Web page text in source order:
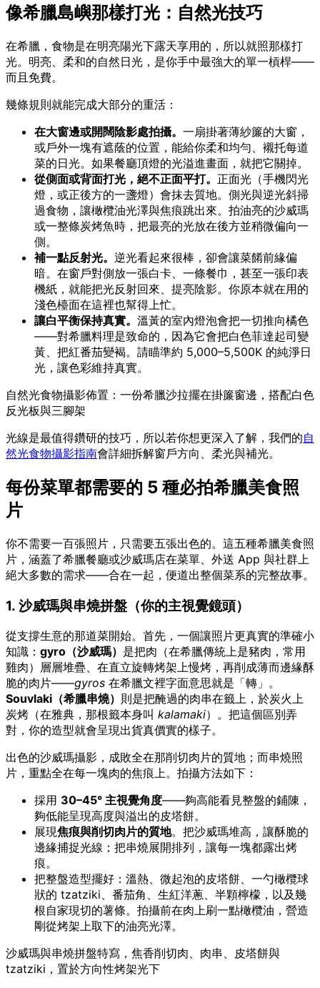
像希臘島嶼那樣打光：自然光技巧
在希臘，食物是在明亮陽光下露天享用的，所以就照那樣打
光。明亮、柔和的自然日光，是你手中最強大的單一槓桿——
而且免費。
幾條規則就能完成大部分的重活：
在大窗邊或開闊陰影處拍攝。 一扇掛著薄紗簾的大窗，
或戶外一塊有遮蔭的位置，能給你柔和均勻、襯托每道
菜的日光。如果餐廳頂燈的光溢進畫面，就把它關掉。
從側面或背面打光，絕不正面平打。 正面光（手機閃光
燈，或正後方的一盞燈）會抹去質地。側光與逆光斜掃
過食物，讓橄欖油光澤與焦痕跳出來。拍油亮的沙威瑪
或一整條炭烤魚時，把最亮的光放在後方並稍微偏向一
側。
補一點反射光。 逆光看起來很棒，卻會讓菜餚前緣偏
暗。在窗戶對側放一張白卡、一條餐巾，甚至一張印表
機紙，就能把光反射回來、提亮陰影。你原本就在用的
淺色檯面在這裡也幫得上忙。
讓白平衡保持真實。 溫黃的室內燈泡會把一切推向橘色
——對希臘料理是致命的，因為它會把白色菲達起司變
黃、把紅番茄變褐。請瞄準約 5,000–5,500K 的純淨日
光，讓色彩維持真實。
自然光食物攝影佈置：一份希臘沙拉擺在掛簾窗邊，搭配白色
反光板與三腳架
光線是最值得鑽研的技巧，所以若你想更深入了解，我們的自
然光食物攝影指南會詳細拆解窗戶方向、柔光與補光。
每份菜單都需要的 5 種必拍希臘美食照
片
你不需要一百張照片，只需要五張出色的。這五種希臘美食照
片，涵蓋了希臘餐廳或沙威瑪店在菜單、外送 App 與社群上
絕大多數的需求——合在一起，便道出整個菜系的完整故事。
1. 沙威瑪與串燒拼盤（你的主視覺鏡頭）
從支撐生意的那道菜開始。首先，一個讓照片更真實的準確小
知識： gyro（沙威瑪） 是把肉（在希臘傳統上是豬肉，常用
雞肉）層層堆疊、在直立旋轉烤架上慢烤，再削成薄而邊緣酥
脆的肉片——gyros 在希臘文裡字面意思就是「轉」。
Souvlaki（希臘串燒） 則是把醃過的肉串在籤上，於炭火上
炭烤（在雅典，那根籤本身叫 kalamaki）。把這個區別弄
對，你的造型就會呈現出貨真價實的樣子。
出色的沙威瑪攝影，成敗全在那削切肉片的質地；而串燒照
片，重點全在每一塊肉的焦痕上。拍攝方法如下：
採用 30–45° 主視覺角度——夠高能看見整盤的鋪陳，
夠低能呈現高度與溢出的皮塔餅。
展現焦痕與削切肉片的質地。把沙威瑪堆高，讓酥脆的
邊緣捕捉光線；把串燒展開排列，讓每一塊都露出烤
痕。
把整盤造型擺好：溫熱、微起泡的皮塔餅、一勺橄欖球
狀的 tzatziki、番茄角、生紅洋蔥、半顆檸檬，以及幾
根自家現切的薯條。拍攝前在肉上刷一點橄欖油，營造
剛從烤架上取下的油亮光澤。
沙威瑪與串燒拼盤特寫，焦香削切肉、肉串、皮塔餅與
tzatziki，置於方向性烤架光下